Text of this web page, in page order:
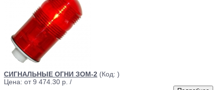
СИГНАЛЬНЫЕ ОГНИ ЗОМ-2 (Код: )
Цена: от9 474.30 р. /